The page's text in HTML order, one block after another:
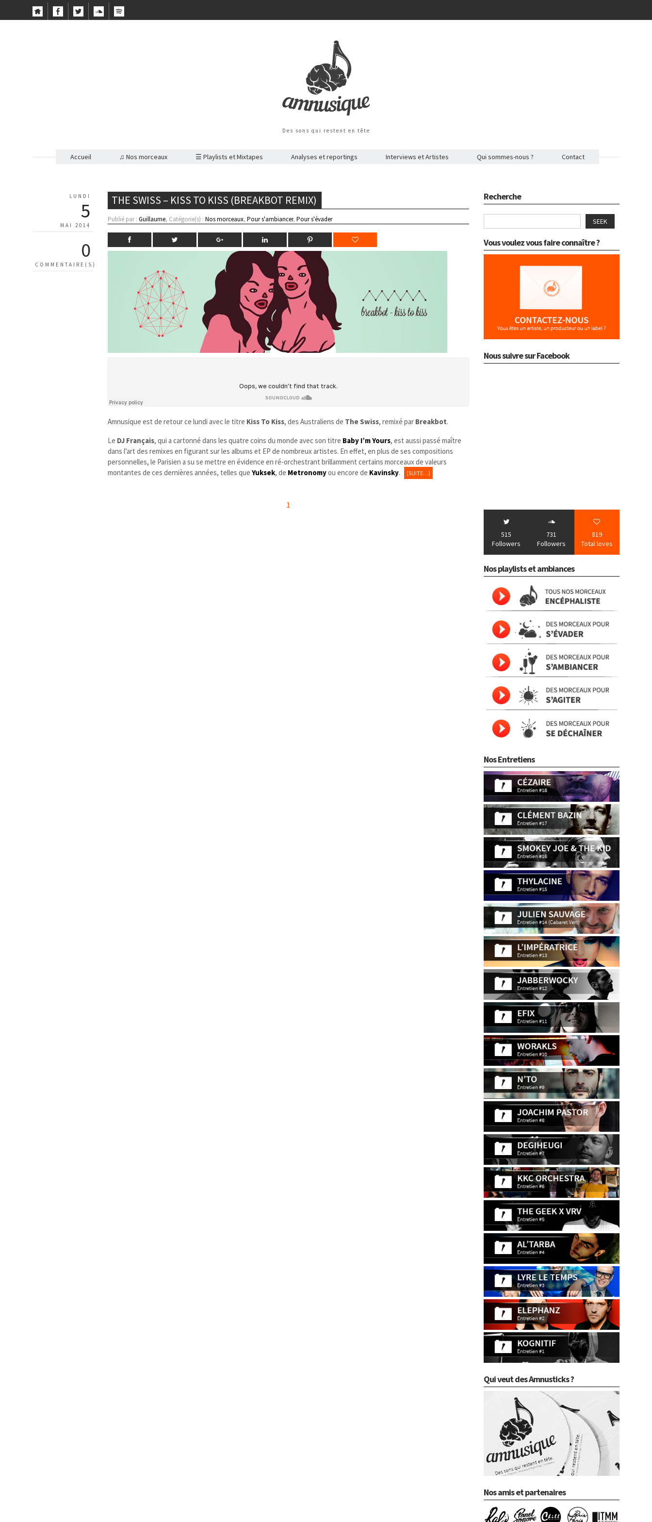
Des sons qui restent en tête
Accueil ♫ Nos morceaux ☰ Playlists et Mixtapes Analyses et reportings Interviews et Artistes Qui sommes-nous ? Contact
LUNDI
5
MAI 2014
0
COMMENTAIRE(S)
THE SWISS – KISS TO KISS (BREAKBOT REMIX)
Publié par :Guillaume, Catégorie(s) :Nos morceaux,Pour s'ambiancer,Pour s'évader
Amnusique est de retour ce lundi avec le titre Kiss To Kiss, des Australiens de The Swiss, remixé par Breakbot.
Le DJ Français, qui a cartonné dans les quatre coins du monde avec son titre Baby I’m Yours, est aussi passé maître
dans l’art des remixes en figurant sur les albums et EP de nombreux artistes. En effet, en plus de ses compositions
personnelles, le Parisien a su se mettre en évidence en ré-orchestrant brillamment certains morceaux de valeurs
montantes de ces dernières années, telles queYuksek, de Metronomyou encore de Kavinsky. (SUITE…)
1
Recherche
SEEK
Vous voulez vous faire connaître ?
Nous suivre sur Facebook
515
Followers
731
Followers
819
Total loves
Nos playlists et ambiances
Nos Entretiens
Qui veut des Amnusticks ?
Nos amis et partenaires